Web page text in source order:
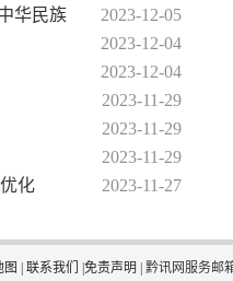
华民族
2023-12-05
2023-12-04
2023-12-04
2023-11-29
2023-11-29
2023-11-29
化
2023-11-27
图 联系我们 免责声明 黔讯网服务邮